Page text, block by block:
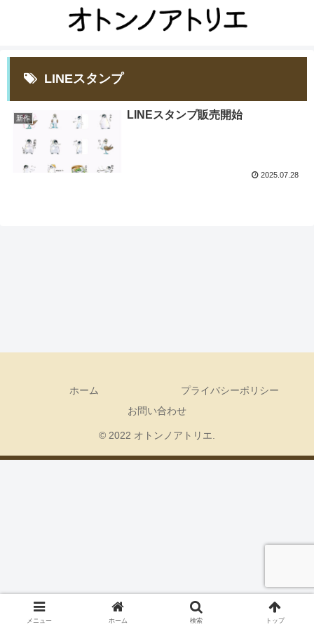
LINEスタンプ
新作 LINEスタンプ販売開始
2025.07.28
ホーム
プライバシーポリシー
お問い合わせ
© 2022 オトンノアトリエ.
メニュー ホーム 検索 トップ